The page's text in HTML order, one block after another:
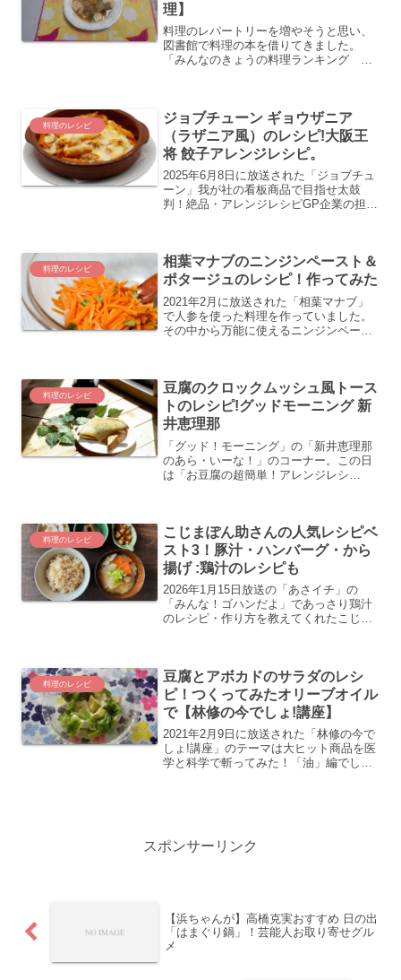
理】
料理のレパートリーを増やそうと思い、
図書館で料理の本を借りてきました。
「みんなのきょうの料理ランキング 材
830万件のうち上位1...
料理のレシピ
ジョブチューン ギョウザニア
（ラザニア風）のレシピ!大阪王
将 餃子アレンジレシピ。
2025年6月8日に放送された「ジョブチュ
ーン」我が社の看板商品で目指せ太鼓
判！絶品・アレンジレシピGP企業の担当
王将『冷凍・羽根つ...
料理のレシピ
相葉マナブのニンジンペースト＆
ポタージュのレシピ！作ってみた
2021年2月に放送された「相葉マナブ」
で人参を使った料理を作っていました。
その中から万能に使えるニンジンペース
様子もおしらせします...
料理のレシピ
豆腐のクロックムッシュ風トース
トのレシピ!グッドモーニング 新
井恵理那
「グッド！モーニング」の「新井恵理那
のあら・いーな！」のコーナー。この日
は「お豆腐の超簡単！アレンジレシ
家山口はるのさんの豆腐のアレ...
料理のレシピ
こじまぽん助さんの人気レシピベ
スト3！豚汁・ハンバーグ・から
揚げ :鶏汁のレシピも
2026年1月15日放送の「あさイチ」の
「みんな！ゴハンだよ」であっさり鶏汁
のレシピ・作り方を教えてくれたこじま
料理のレシピ
豆腐とアボカドのサラダのレシ
ピ！つくってみたオリーブオイル
で【林修の今でしょ!講座】
2021年2月9日に放送された「林修の今で
しょ!講座」のテーマは大ヒット商品を医
学と科学で斬ってみた！「油」編でし
スポンサーリンク
【浜ちゃんが】高橋克実おすすめ 日の出
「はまぐり鍋」！芸能人お取り寄せグル
メ